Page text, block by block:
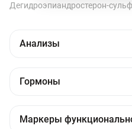
Дегидроэпиандростерон-